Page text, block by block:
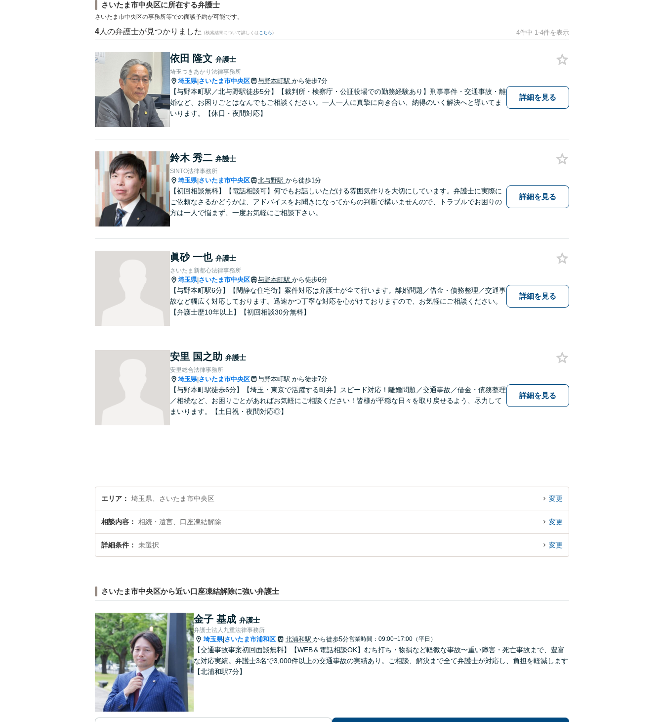
さいたま市中央区に所在する弁護士
さいたま市中央区の事務所等での面談予約が可能です。
4 人の弁護士が見つかりました (検索結果について詳しくは こちら) 4件中 1-4件を表示
依田 隆文 弁護士
埼玉つきあかり法律事務所
埼玉県|さいたま市中央区 与野本町駅 から徒歩7分
【与野本町駅／北与野駅徒歩5分】【裁判所・検察庁・公証役場での勤務経験あり】刑事事件・交通事故・離
婚など、お困りごとはなんでもご相談ください。一人一人に真摯に向き合い、納得のいく解決へと導いてま
いります。【休日・夜間対応】
詳細を見る
鈴木 秀二 弁護士
SINTO法律事務所
埼玉県|さいたま市中央区 北与野駅 から徒歩1分
【初回相談無料】【電話相談可】何でもお話しいただける雰囲気作りを大切にしています。弁護士に実際に
ご依頼なさるかどうかは、アドバイスをお聞きになってからの判断で構いませんので、トラブルでお困りの
方は一人で悩まず、一度お気軽にご相談下さい。
詳細を見る
眞砂 一也 弁護士
さいたま新都心法律事務所
埼玉県|さいたま市中央区 与野本町駅 から徒歩6分
【与野本町駅6分】【閑静な住宅街】案件対応は弁護士が全て行います。離婚問題／借金・債務整理／交通事
故など幅広く対応しております。迅速かつ丁寧な対応を心がけておりますので、お気軽にご相談ください。
【弁護士歴10年以上】【初回相談30分無料】
詳細を見る
安里 国之助 弁護士
安里総合法律事務所
埼玉県|さいたま市中央区 与野本町駅 から徒歩7分
【与野本町駅徒歩6分】【埼玉・東京で活躍する町弁】スピード対応！離婚問題／交通事故／借金・債務整理
／相続など、お困りごとがあればお気軽にご相談ください！皆様が平穏な日々を取り戻せるよう、尽力して
まいります。【土日祝・夜間対応◎】
詳細を見る
エリア 埼玉県、さいたま市中央区 変更
相談内容 相続・遺言、口座凍結解除 変更
詳細条件 未選択 変更
さいたま市中央区から近い口座凍結解除に強い弁護士
金子 基成 弁護士
弁護士法人九重法律事務所
埼玉県| さいたま市浦和区 北浦和駅 から徒歩5分営業時間：09:00~17:00（平日）
【交通事故事案初回面談無料】【WEB＆電話相談OK】むち打ち・物損など軽微な事故〜重い障害・死亡事故まで、豊富
な対応実績。弁護士3名で3,000件以上の交通事故の実績あり。ご相談、解決まで全て弁護士が対応し、負担を軽減します
【北浦和駅7分】